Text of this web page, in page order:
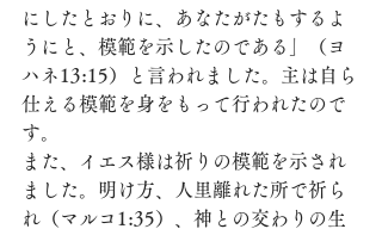
にしたとおりに、あなたがたもするよ
うにと、模範を示したのである」（ヨ
ハネ13:15）と言われました。主は自ら
仕える模範を身をもって行われたので
す。
また、イエス様は祈りの模範を示され
ました。明け方、人里離れた所で祈ら
れ（マルコ1:35）、神との交わりの生